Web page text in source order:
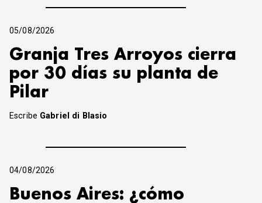
05/08/2026
Granja Tres Arroyos cierra
por 30 días su planta de
Pilar
Escribe Gabriel di Blasio
04/08/2026
Buenos Aires: ¿cómo